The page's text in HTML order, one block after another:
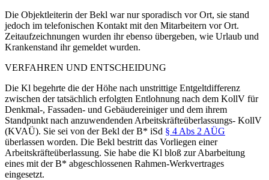
Die Objektleiterin der Bekl war nur sporadisch vor Ort, sie stand
jedoch im telefonischen Kontakt mit den Mitarbeitern vor Ort.
Zeitaufzeichnungen wurden ihr ebenso übergeben, wie Urlaub und
Krankenstand ihr gemeldet wurden.
VERFAHREN UND ENTSCHEIDUNG
Die Kl begehrte die der Höhe nach unstrittige Entgeltdifferenz
zwischen der tatsächlich erfolgten Entlohnung nach dem KollV für
Denkmal-, Fassaden- und Gebäudereiniger und dem ihrem
Standpunkt nach anzuwendenden Arbeitskräfteüberlassungs- KollV
(KVAÜ). Sie sei von der Bekl der B* iSd § 4 Abs 2 AÜG
überlassen worden. Die Bekl bestritt das Vorliegen einer
Arbeitskräfteüberlassung. Sie habe die Kl bloß zur Abarbeitung
eines mit der B* abgeschlossenen Rahmen-Werkvertrages
eingesetzt.